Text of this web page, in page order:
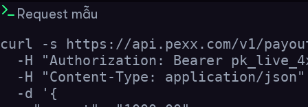
Request mẫu
curl -s https://api.pexx.com/v1/
-H "Authorization: Bearer
-H "Content-Type: application/
  -d '{